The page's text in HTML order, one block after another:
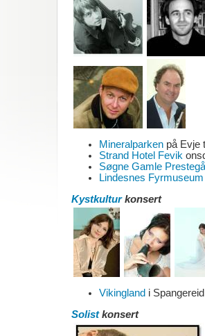
Mineralparken på Evje
Strand Hotel Fevik
Søgne Gamle
Lindesnes Fyrmuseum
Kystkulturkonsert
Vikingland i
Solistkonsert